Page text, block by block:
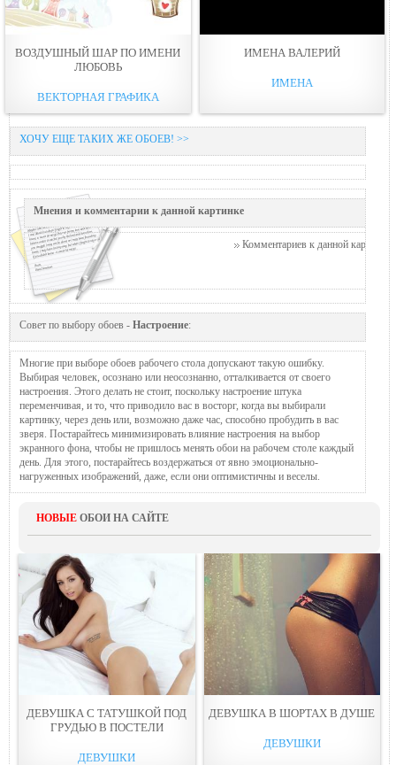
ВОЗДУШНЫЙ ШАР ПО ИМЕНИ
ЛЮБОВЬ
ВЕКТОРНАЯ ГРАФИКА
ИМЕНА ВАЛЕРИЙ
ИМЕНА
ХОЧУ ЕЩЕ ТАКИХ ЖЕ ОБОЕВ! >>
Мнения и комментарии к данной картинке
Комментариев к данной картинке
Совет по выбору обоев - Настроение:
Многие при выборе обоев рабочего стола допускают такую ошибку.
Выбирая человек, осознано или неосознанно, отталкивается от своего
настроения. Этого делать не стоит, поскольку настроение штука
переменчивая, и то, что приводило вас в восторг, когда вы выбирали
картинку, через день или, возможно даже час, способно пробудить в вас
зверя. Постарайтесь минимизировать влияние настроения на выбор
экранного фона, чтобы не пришлось менять обои на рабочем столе каждый
день. Для этого, постарайтесь воздержаться от явно эмоционально-
нагруженных изображений, даже, если они оптимистичны и веселы.
НОВЫЕ ОБОИ НА САЙТЕ
ДЕВУШКА С ТАТУШКОЙ ПОД
ГРУДЬЮ В ПОСТЕЛИ
ДЕВУШКИ
ДЕВУШКА В ШОРТАХ В ДУШЕ
ДЕВУШКИ